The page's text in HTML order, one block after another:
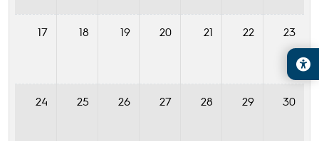
17 18 19 20 21 22 23
24 25 26 27 28 29 30